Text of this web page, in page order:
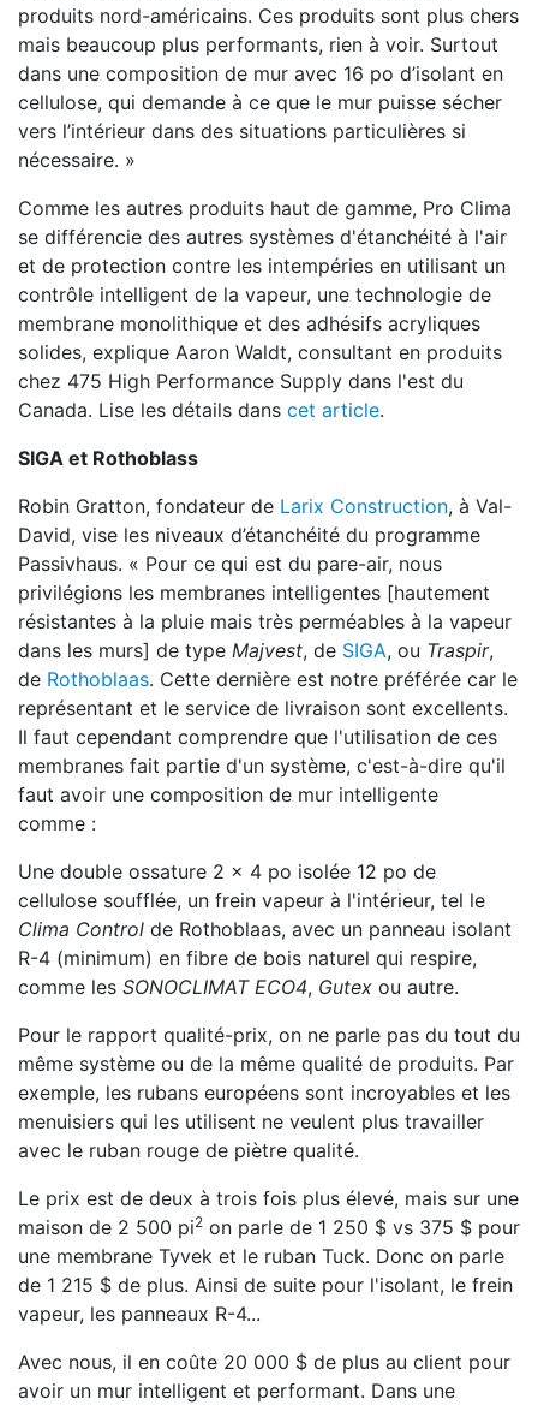
produits nord-américains. Ces produits sont plus chers
mais beaucoup plus performants, rien à voir. Surtout
dans une composition de mur avec 16 po d’isolant en
cellulose, qui demande à ce que le mur puisse sécher
vers l’intérieur dans des situations particulières si
nécessaire. »
Comme les autres produits haut de gamme, Pro Clima
se différencie des autres systèmes d'étanchéité à l'air
et de protection contre les intempéries en utilisant un
contrôle intelligent de la vapeur, une technologie de
membrane monolithique et des adhésifs acryliques
solides, explique Aaron Waldt, consultant en produits
chez 475 High Performance Supply dans l'est du
Canada. Lise les détails dans cet article.
SIGA et Rothoblass
Robin Gratton, fondateur de Larix Construction, à Val-
David, vise les niveaux d’étanchéité du programme
Passivhaus. « Pour ce qui est du pare-air, nous
privilégions les membranes intelligentes [hautement
résistantes à la pluie mais très perméables à la vapeur
dans les murs] de type Majvest, de SIGA, ou Traspir,
de Rothoblaas. Cette dernière est notre préférée car le
représentant et le service de livraison sont excellents.
Il faut cependant comprendre que l'utilisation de ces
membranes fait partie d'un système, c'est-à-dire qu'il
faut avoir une composition de mur intelligente
comme :
Une double ossature 2 x 4 po isolée 12 po de
cellulose soufflée, un frein vapeur à l'intérieur, tel le
Clima Control de Rothoblaas, avec un panneau isolant
R-4 (minimum) en fibre de bois naturel qui respire,
comme les SONOCLIMAT ECO4, Gutex ou autre.
Pour le rapport qualité-prix, on ne parle pas du tout du
même système ou de la même qualité de produits. Par
exemple, les rubans européens sont incroyables et les
menuisiers qui les utilisent ne veulent plus travailler
avec le ruban rouge de piètre qualité.
Le prix est de deux à trois fois plus élevé, mais sur une
maison de 2 500 pi2 on parle de 1 250 $ vs 375 $ pour
une membrane Tyvek et le ruban Tuck. Donc on parle
de 1 215 $ de plus. Ainsi de suite pour l'isolant, le frein
vapeur, les panneaux R-4...
Avec nous, il en coûte 20 000 $ de plus au client pour
avoir un mur intelligent et performant. Dans une